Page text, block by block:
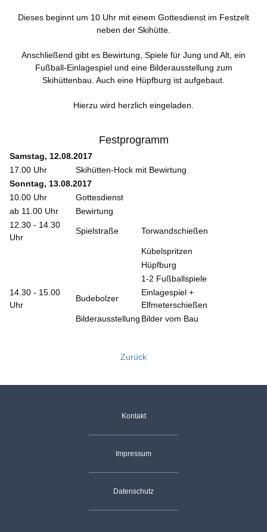
Dieses beginnt um 10 Uhr mit einem Gottesdienst im Festzelt
neben der Skihütte.
Anschließend gibt es Bewirtung, Spiele für Jung und Alt, ein
Fußball-Einlagespiel und eine Bilderausstellung zum
Skihüttenbau. Auch eine Hüpfburg ist aufgebaut.
Hierzu wird herzlich eingeladen.
Festprogramm
Samstag, 12.08.2017
17.00 Uhr
Skihütten-Hock mit Bewirtung
Sonntag, 13.08.2017
10.00 Uhr
Gottesdienst
ab 11.00 Uhr
Bewirtung
12.30 - 14.30
Uhr
Spielstraße Torwandschießen
Kübelspritzen
Hüpfburg
1-2 Fußballspiele
14.30 - 15.00
Uhr
Budebolzer
Einlagespiel +
Elfmeterschießen
Bilderausstellung Bilder vom Bau
Zurück
Kontakt
Impressum
Datenschutz